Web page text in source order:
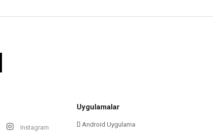
Instagram
Uygulamalar
Android Uygulama